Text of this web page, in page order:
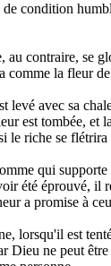
condition
au contraire, se
comme la fleur
levé avec sa
est tombée, et
le riche se flétrira
qui supporte
été éprouvé, il
a promise à
lorsqu'il est
Dieu ne peut